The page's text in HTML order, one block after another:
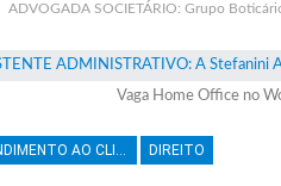
ADVOGADA SOCIETÁRIO: Grupo
Vaga Home Office no
ATENDIMENTO AO CLIENTE DIREITO